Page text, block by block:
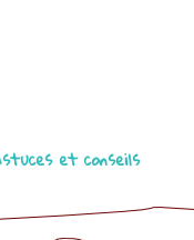
et conseils